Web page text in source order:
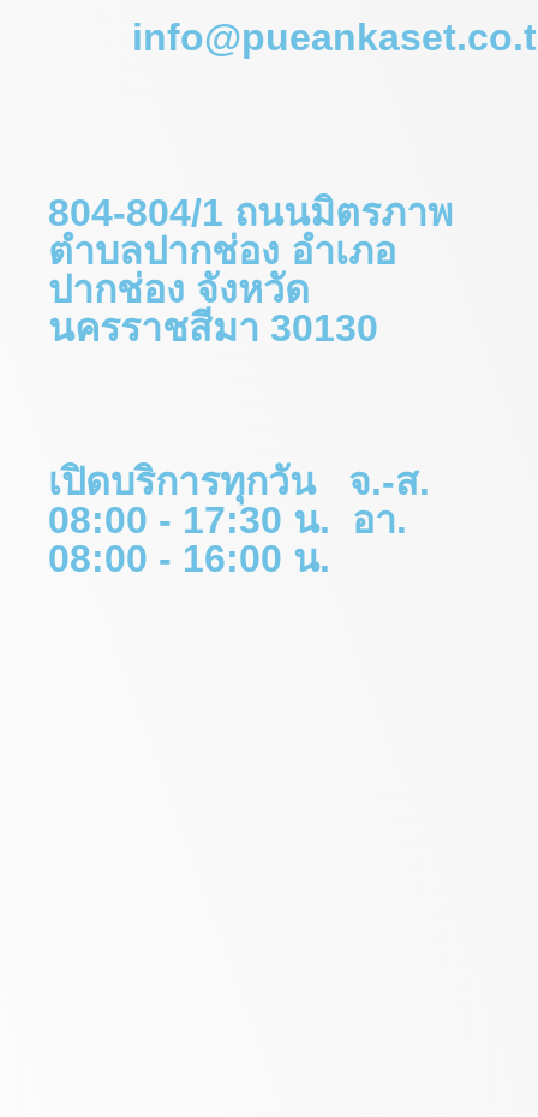
804-804/1 ถนนมิตรภาพ
ตำบลปากช่อง อำเภอ
ปากช่อง จังหวัด
นครราชสีมา 30130
เปิดบริการทุกวัน จ.-ส.
08:00 - 17:30 น. อา.
08:00 - 16:00 น.